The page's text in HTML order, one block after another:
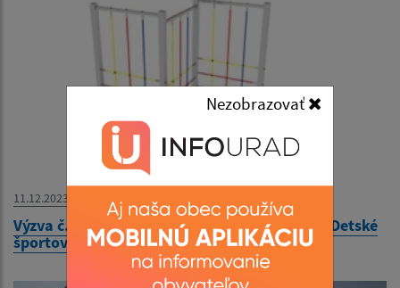
Nezobrazovať
11.12.2023
Výzva č. 179/2023 - Prieskum trhových cien - Detské
športové ihrisko v Materskej škole Kysak 210